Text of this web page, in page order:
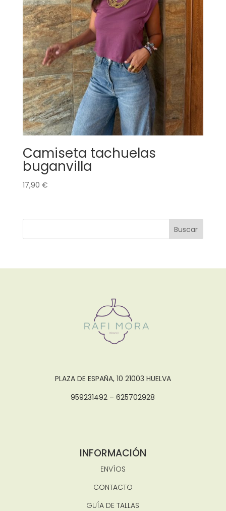
Camiseta tachuelas
buganvilla
17,90 €
Buscar
PLAZA DE ESPAÑA, 10 21003 HUELVA
959231492 – 625702928
INFORMACIÓN
ENVÍOS
CONTACTO
GUÍA DE TALLAS